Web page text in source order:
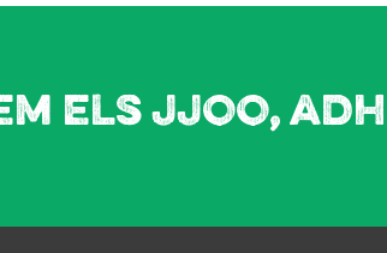
els JJOO,